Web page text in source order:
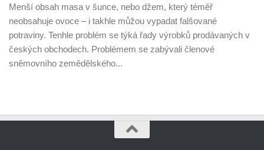
Menší obsah masa v šunce, nebo džem, který téměř
neobsahuje ovoce – i takhle můžou vypadat falšované
potraviny. Tenhle problém se týká řady výrobků prodávaných v
českých obchodech. Problémem se zabývali členové
sněmovního zemědělského...